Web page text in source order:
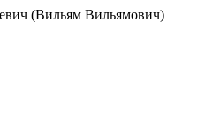
(Вильям Вильямович)